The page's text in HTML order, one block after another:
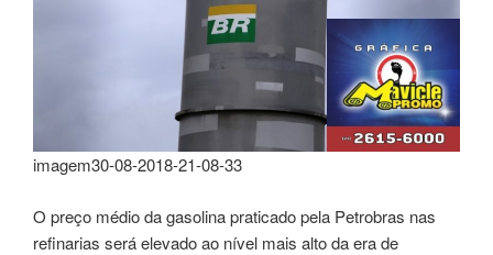
imagem30-08-2018-21-08-33
O preço médio da gasolina praticado pela Petrobras nas
refinarias será elevado ao nível mais alto da era de